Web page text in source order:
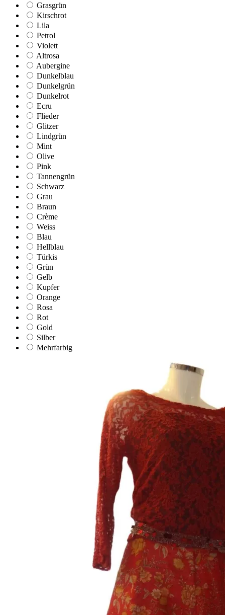
Grasgrün
Kirschrot
Lila
Petrol
Violett
Altrosa
Aubergine
Dunkelblau
Dunkelgrün
Dunkelrot
Ecru
Flieder
Glitzer
Lindgrün
Mint
Olive
Pink
Tannengrün
Schwarz
Grau
Braun
Crème
Weiss
Blau
Hellblau
Türkis
Grün
Gelb
Kupfer
Orange
Rosa
Rot
Gold
Silber
Mehrfarbig